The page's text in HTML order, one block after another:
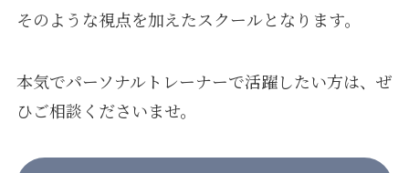
そのような視点を加えたスクールとなります。
本気でパーソナルトレーナーで活躍したい方は、ぜ
ひご相談くださいませ。